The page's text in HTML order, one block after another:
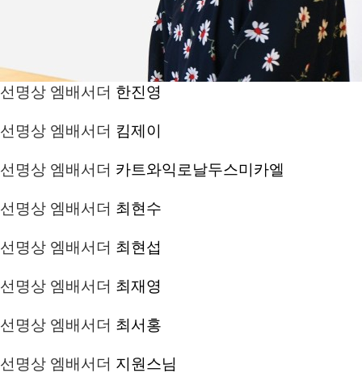
선명상 엠배서더 한진영
선명상 엠배서더 킴제이
선명상 엠배서더 카트와익로날두스미카엘
선명상 엠배서더 최현수
선명상 엠배서더 최현섭
선명상 엠배서더 최재영
선명상 엠배서더 최서홍
선명상 엠배서더 지원스님